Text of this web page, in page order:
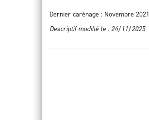
Dernier carénage : Novembre 2021
Descriptif modifié le : 24/11/2025